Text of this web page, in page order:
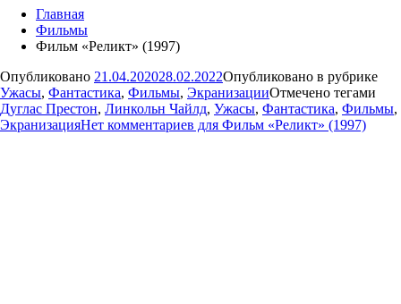
Главная
Фильмы
Фильм «Реликт» (1997)
Опубликовано 21.04.202028.02.2022Опубликовано в рубрике
Ужасы, Фантастика, Фильмы, ЭкранизацииОтмечено тегами
Дуглас Престон, Линкольн Чайлд, Ужасы, Фантастика, Фильмы,
ЭкранизацияНет комментариев для Фильм «Реликт» (1997)